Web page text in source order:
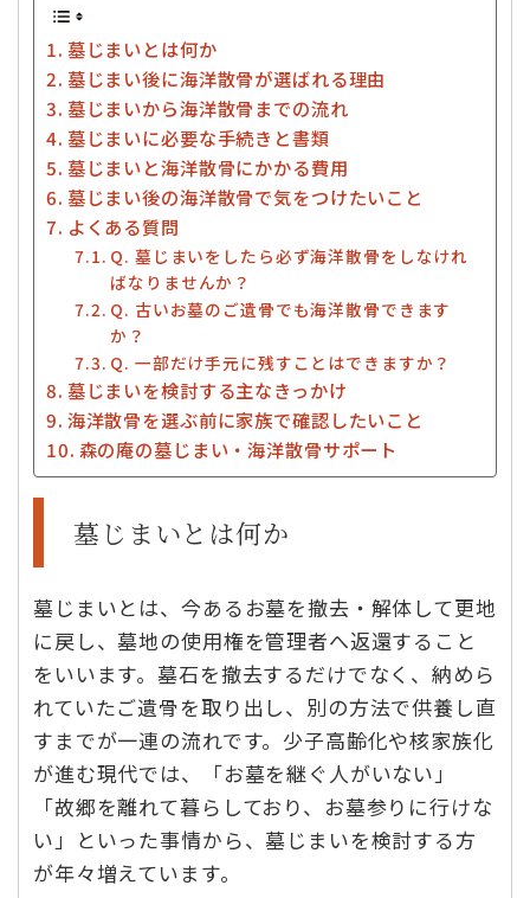
墓じまいとは何か
墓じまい後に海洋散骨が選ばれる理由
墓じまいから海洋散骨までの流れ
墓じまいに必要な手続きと書類
墓じまいと海洋散骨にかかる費用
墓じまい後の海洋散骨で気をつけたいこと
よくある質問
Q. 墓じまいをしたら必ず海洋散骨をしなけれ
ばなりませんか？
Q. 古いお墓のご遺骨でも海洋散骨できます
か？
Q. 一部だけ手元に残すことはできますか？
墓じまいを検討する主なきっかけ
海洋散骨を選ぶ前に家族で確認したいこと
森の庵の墓じまい・海洋散骨サポート
墓じまいとは何か
墓じまいとは、今あるお墓を撤去・解体して更地
に戻し、墓地の使用権を管理者へ返還すること
をいいます。墓石を撤去するだけでなく、納めら
れていたご遺骨を取り出し、別の方法で供養し直
すまでが一連の流れです。少子高齢化や核家族化
が進む現代では、「お墓を継ぐ人がいない」
「故郷を離れて暮らしており、お墓参りに行けな
い」といった事情から、墓じまいを検討する方
が年々増えています。